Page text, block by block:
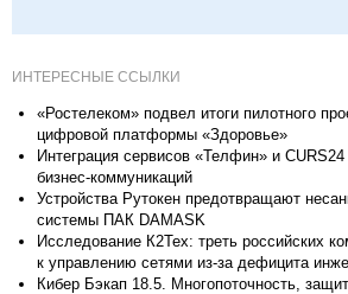
ИНТЕРЕСНЫЕ ССЫЛКИ
«Ростелеком» подвел итоги пилотного
цифровой платформы «Здоровье»
Интеграция сервисов «Телфин» и
бизнес-коммуникаций
Устройства Рутокен предотвращают
системы ПАК DAMASK
Исследование К2Тех: треть российских
к управлению сетями из-за дефицита
Кибер Бэкап 18.5. Многопоточность,